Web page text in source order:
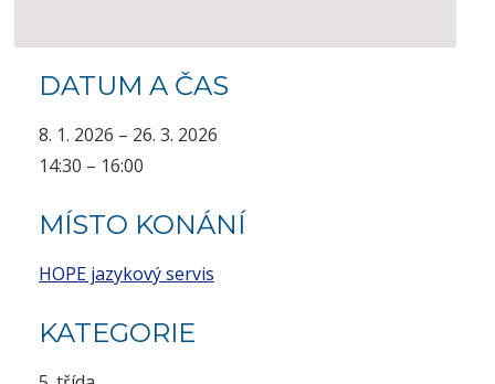
DATUM A ČAS
8. 1. 2026 – 26. 3. 2026
14:30 – 16:00
MÍSTO KONÁNÍ
HOPE jazykový servis
KATEGORIE